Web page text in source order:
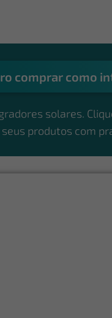
comprar como
solares.
produtos com